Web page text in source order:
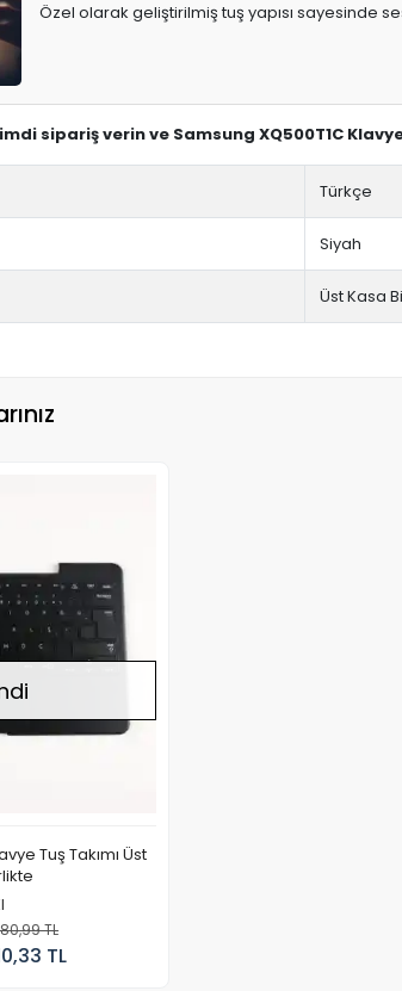
Özel olarak geliştirilmiş tuş yapısı sayesinde
sipariş verin ve Samsung XQ500T1C
Türkçe
Siyah
Üst Kasa
Tuş Takımı Üst
TL
TL